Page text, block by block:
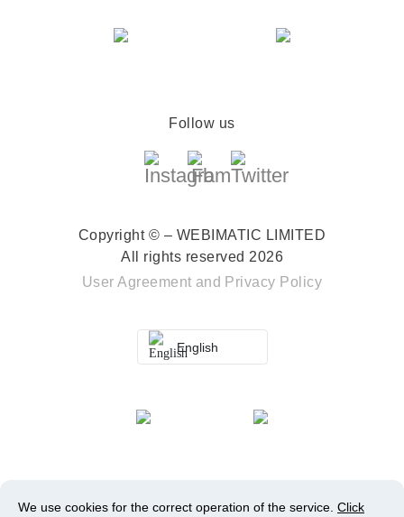
Follow us
Copyright © – WEBIMATIC LIMITED
All rights reserved 2026
User Agreement and Privacy Policy
English
We use cookies for the correct operation of the service. Click